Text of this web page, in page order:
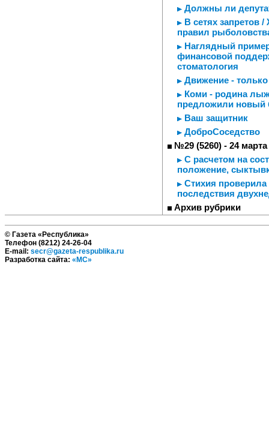
Должны ли
В сетях запретов
правил
Наглядный
финансовой
стоматология
Движение -
Коми - родина
предложили новый
Ваш защитник
ДоброСоседство
№29 (5260) - 24 марта
С расчетом на
положение,
Стихия
последствия
Архив рубрики
© Газета «Республика»
Телефон (8212) 24-26-04
E-mail: secr@gazeta-respublika.ru
Разработка сайта: «МС»